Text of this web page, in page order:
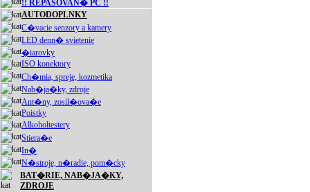
!! REPASOVAN� PC !!
AUTODOPLNKY
C�vacie senzory a kamery
LED denn� svietenie
�iarovky
ISO konektory
Ch�mia, spreje, kozmetika
Nab�ja�ky, zdroje
Ant�ny, zosil�ova�e
Poistky
Alkoholtestery
Stiera�e
In�
N�stroje, n�radie, pom�cky
BAT�RIE, NAB�JA�KY,
ZDROJE